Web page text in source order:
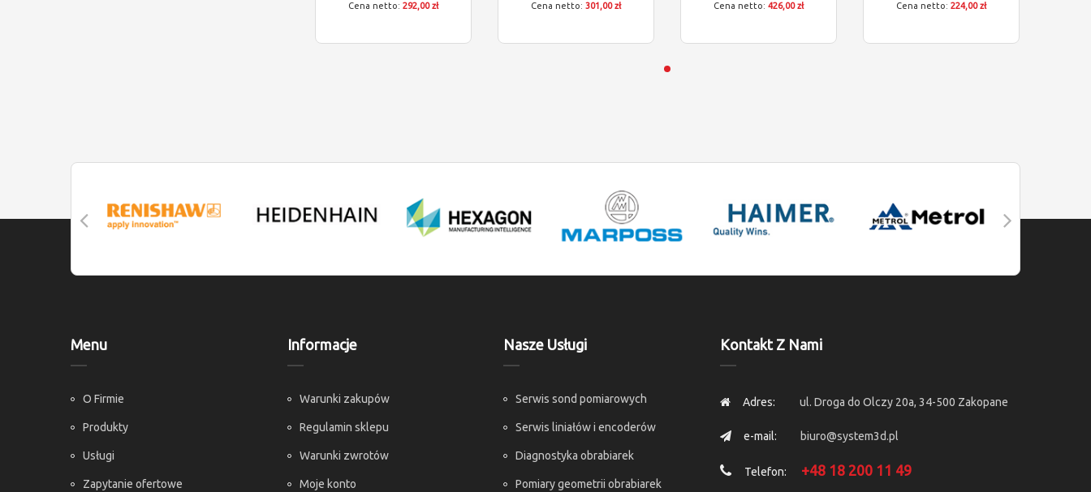
292,00 zł 301,00 zł 426,00 zł 224,00 zł
Menu
O Firmie
Produkty
Usługi
Zapytanie ofertowe
Informacje
Warunki zakupów
Regulamin sklepu
Warunki zwrotów
Moje konto
Nasze Usługi
Serwis sond pomiarowych
Serwis liniałów i encoderów
Diagnostyka obrabiarek
Pomiary geometrii obrabiarek
Kontakt Z Nami
Adres: ul. Droga do Olczy 20a, 34-500 Zakopane
e-mail: biuro@system3d.pl
Telefon: +48 18 200 11 49